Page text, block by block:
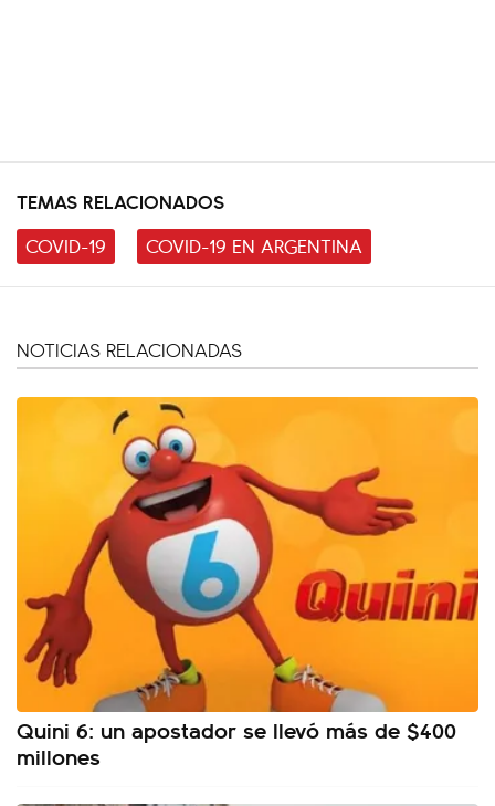
TEMAS RELACIONADOS
COVID-19
COVID-19 EN ARGENTINA
NOTICIAS RELACIONADAS
Quini 6: un apostador se llevó más de $400
millones